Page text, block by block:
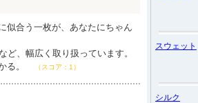
似合う一枚が、あなたにちゃん
、幅広く取り扱っています。
る。
（スコア：1）
スウェット
シルク